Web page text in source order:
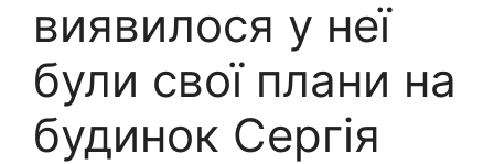
виявилося у неї
були свої плани на
будинок Сергія